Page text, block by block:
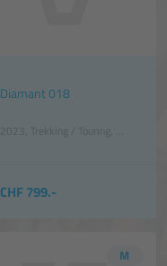
Diamant 018
2023 Trekking / Touring Unisex
CHF 799.-
M